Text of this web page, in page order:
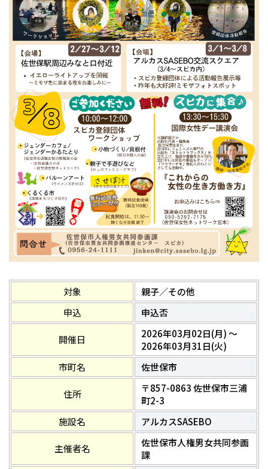
対象
親子／その他
申込
申込否
開催日
2026年03月02日(月) ～
2026年03月31日(火)
市町名
佐世保市
住所
〒857-0863 佐世保市三浦
町2-3
施設名
アルカスSASEBO
主催者名
佐世保市人権男女共同参画
課